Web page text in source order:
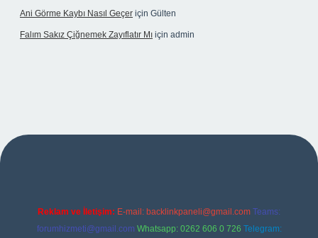
Ani Görme Kaybı Nasıl Geçer için Gülten
Falım Sakız Çiğnemek Zayıflatır Mı için admin
Reklam ve İletişim: E-mail: backlinkpaneli@gmail.com Teams:
forumhizmeti@gmail.com Whatsapp: 0262 606 0 726 Telegram: